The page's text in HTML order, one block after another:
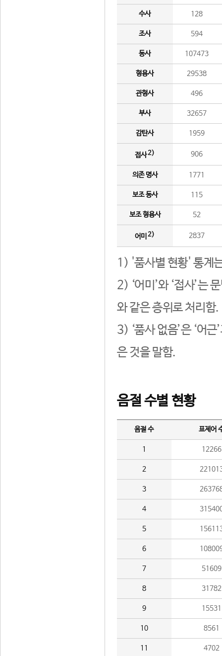
수사 128
조사 594
동사 107473
형용사 29538
관형사 496
부사 32657
감탄사 1959
접사2) 906
의존 명사 1771
보조 동사 115
보조 형용사 52
어미 2) 2837
1) '품사별 현황' 통계
2) ‘어미’와 ‘접사’는
와 같은 층위로 처리함.
3) ‘품사 없음’은 ‘어
은 것을 말함.
음절 수별 현황
음절 수 표제어
1 12266
2
3
4
5
6
7 51609
8 31782
9 15531
10 8561
11 4702